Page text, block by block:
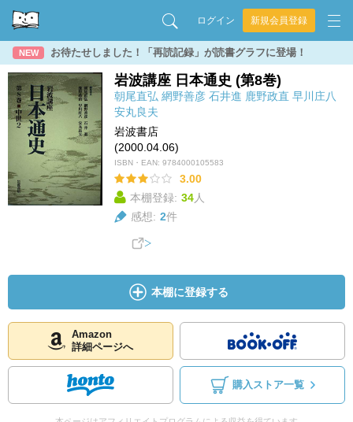
ログイン 新規会員登録
NEW お待たせしました！「再読記録」が読書グラフに登場！
岩波講座 日本通史 (第8巻)
朝尾直弘 網野善彦 石井進 鹿野政直 早川庄八
安丸良夫
岩波書店
(2000.04.06)
ISBN・EAN: 9784000105583
3.00
本棚登録: 34人
感想: 2件
本棚に登録する
Amazon
詳細ページへ
購入ストア一覧